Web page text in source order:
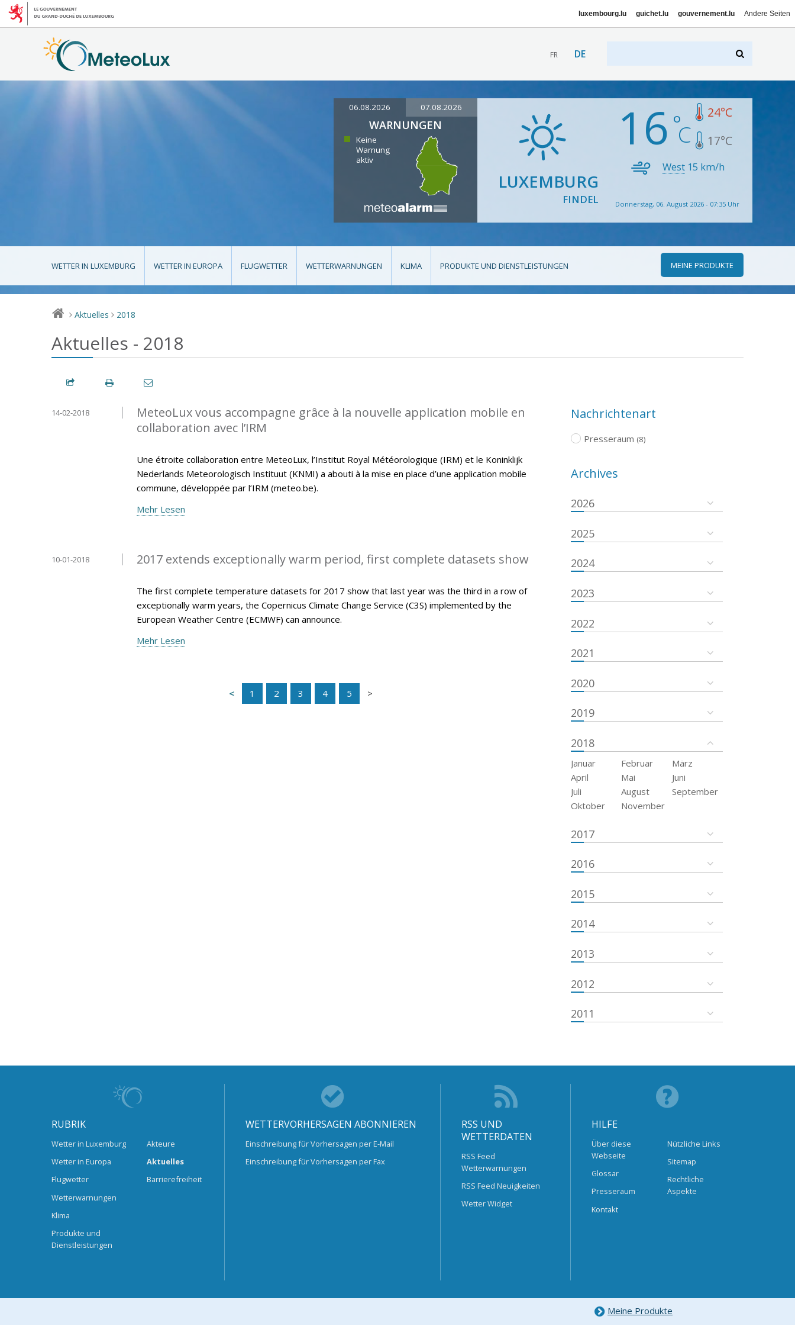
luxembourg.lu guichet.lu gouvernement.lu Andere Seiten
FR DE
06.08.2026 07.08.2026
WARNUNGEN
Keine
Warnung
aktiv
LUXEMBURG
FINDEL
16 24°C
17°C
West 15 km/h
Donnerstag, 06. August 2026 - 07:35 Uhr
WETTER IN LUXEMBURG WETTER IN EUROPA FLUGWETTER WETTERWARNUNGEN KLIMA PRODUKTE UND DIENSTLEISTUNGEN MEINE PRODUKTE
> Aktuelles > 2018
Aktuelles - 2018
MeteoLux vous accompagne grâce à la nouvelle application mobile en
collaboration avec l’IRM
14-02-2018
Une étroite collaboration entre MeteoLux, l’Institut Royal Météorologique (IRM) et le Koninklijk
Nederlands Meteorologisch Instituut (KNMI) a abouti à la mise en place d’une application mobile
commune, développée par l’IRM (meteo.be).
Mehr Lesen
2017 extends exceptionally warm period, first complete datasets show
10-01-2018
The first complete temperature datasets for 2017 show that last year was the third in a row of
exceptionally warm years, the Copernicus Climate Change Service (C3S) implemented by the
European Weather Centre (ECMWF) can announce.
Mehr Lesen
1 2 3 4 5
Nachrichtenart
Presseraum (8)
Archives
2026
2025
2024
2023
2022
2021
2020
2019
2018
Januar Februar
März
April
Mai
Juni
Juli
August
September
Oktober
November
2017
2016
2015
2014
2013
2012
2011
RUBRIK
Wetter in Luxemburg
Wetter in Europa
Flugwetter
Wetterwarnungen
Klima
Produkte und
Dienstleistungen
Akteure
Aktuelles
Barrierefreiheit
WETTERVORHERSAGEN ABONNIEREN
Einschreibung für Vorhersagen per E-Mail
Einschreibung für Vorhersagen per Fax
RSS UND
WETTERDATEN
RSS Feed
Wetterwarnungen
RSS Feed Neuigkeiten
Wetter Widget
HILFE
Über diese
Webseite
Glossar
Presseraum
Kontakt
Nützliche Links
Sitemap
Rechtliche
Aspekte
Meine Produkte